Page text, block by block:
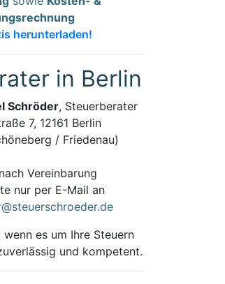
herunterladen!
in Berlin
Schröder, Steuerberater
7, 12161 Berlin
/ Friedenau)
nach Vereinbarung
nur per E-Mail an
es um Ihre Steuern
und kompetent.